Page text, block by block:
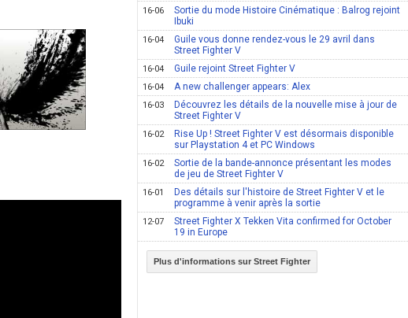
16-06
Sortie du mode Histoire Cinématique : Balrog rejoint
Ibuki
16-04
Guile vous donne rendez-vous le 29 avril dans
Street Fighter V
16-04 Guile rejoint Street Fighter V
16-04 A new challenger appears: Alex
16-03
Découvrez les détails de la nouvelle mise à jour de
Street Fighter V
16-02
Rise Up ! Street Fighter V est désormais disponible
sur Playstation 4 et PC Windows
16-02
Sortie de la bande-annonce présentant les modes
de jeu de Street Fighter V
16-01
Des détails sur l'histoire de Street Fighter V et le
programme à venir après la sortie
12-07
Street Fighter X Tekken Vita confirmed for October
19 in Europe
Plus d'informations sur Street Fighter